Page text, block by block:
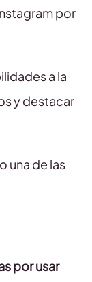
por
a la
y destacar
una de las
por usar